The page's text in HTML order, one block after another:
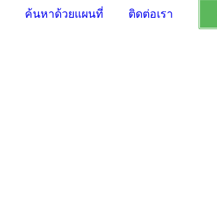
ค้นหาด้วยแผนที่ ติดต่อเรา